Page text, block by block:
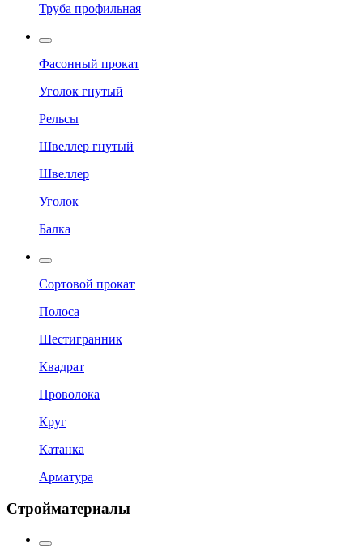
Труба профильная
Фасонный прокат
Уголок гнутый
Рельсы
Швеллер гнутый
Швеллер
Уголок
Балка
Сортовой прокат
Полоса
Шестигранник
Квадрат
Проволока
Круг
Катанка
Арматура
Стройматериалы